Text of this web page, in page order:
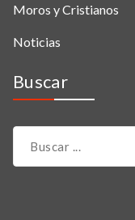
Moros y Cristianos
Noticias
Buscar